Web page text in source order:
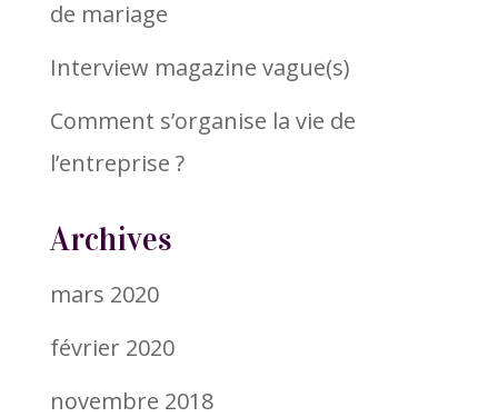
de mariage
Interview magazine vague(s)
Comment s’organise la vie de
l’entreprise ?
Archives
mars 2020
février 2020
novembre 2018